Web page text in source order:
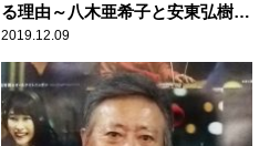
る理由～八木亜希子と安東弘樹が
明かす
2019.12.09